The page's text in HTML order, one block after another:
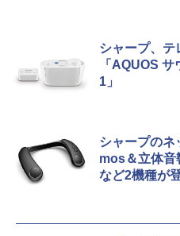
シャープ、テ
「AQUOS
1」
シャープの
mos＆立体音
など2機種が